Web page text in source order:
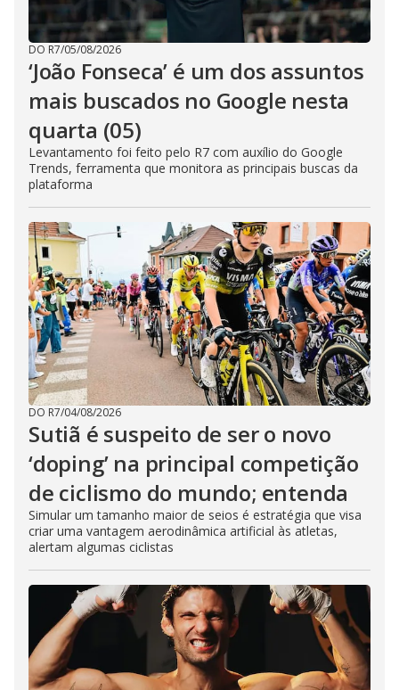
DO R7/05/08/2026
‘João Fonseca’ é um dos assuntos
mais buscados no Google nesta
quarta (05)
Levantamento foi feito pelo R7 com auxílio do Google
Trends, ferramenta que monitora as principais buscas da
plataforma
DO R7/04/08/2026
Sutiã é suspeito de ser o novo
‘doping’ na principal competição
de ciclismo do mundo; entenda
Simular um tamanho maior de seios é estratégia que visa
criar uma vantagem aerodinâmica artificial às atletas,
alertam algumas ciclistas